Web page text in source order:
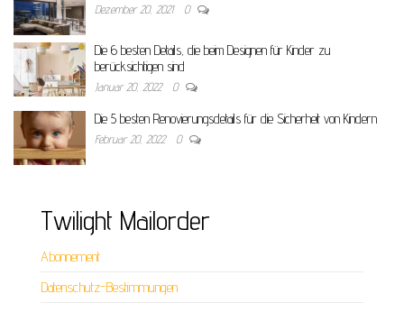
Dezember 20, 2021 0
Die 6 besten Details, die beim Designen für Kinder zu
berücksichtigen sind
Januar 20, 2022 0
Die 5 besten Renovierungsdetails für die Sicherheit von Kindern
Februar 20, 2022 0
Twilight Mailorder
Abonnement
Datenschutz-Bestimmungen